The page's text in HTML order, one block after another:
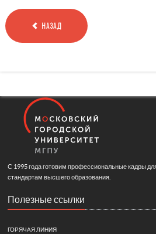
НАЗАД
С 1995 года готовим профессиональные кадры
стандартам высшего образования.
Полезные ссылки
ГОРЯЧАЯ ЛИНИЯ